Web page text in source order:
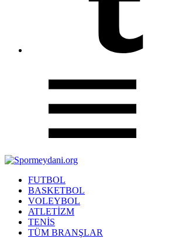
FUTBOL
BASKETBOL
VOLEYBOL
ATLETİZM
TENİS
TÜM BRANŞLAR